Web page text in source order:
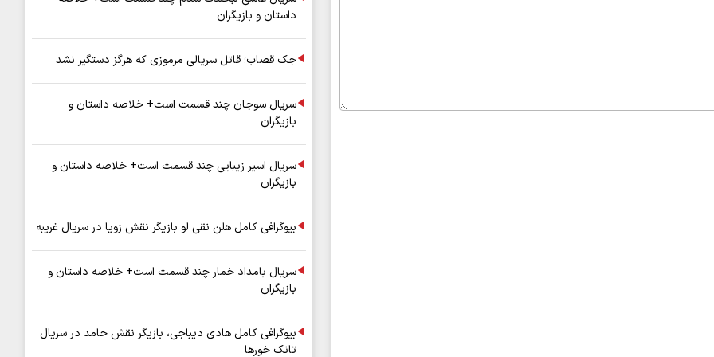
داستان و بازیگران
جک قصاب؛ قاتل سریالی مرموزی که هرگز دستگیر نشد
سریال سوجان چند قسمت است+ خلاصه داستان و
بازیگران
سریال اسیر زیبایی چند قسمت است+ خلاصه داستان و
بازیگران
بیوگرافی کامل هلن نقی لو بازیگر نقش زویا در سریال غریبه
سریال بامداد خمار چند قسمت است+ خلاصه داستان و
بازیگران
بیوگرافی کامل هادی دیباجی، بازیگر نقش حامد در سریال
تانک خورها